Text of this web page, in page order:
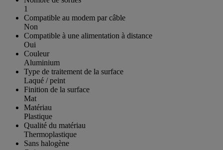
1
Compatible au modem par câble
Non
Compatible à une alimentation à distance
Oui
Couleur
Aluminium
Type de traitement de la surface
Laqué / peint
Finition de la surface
Mat
Matériau
Plastique
Qualité du matériau
Thermoplastique
Sans halogène